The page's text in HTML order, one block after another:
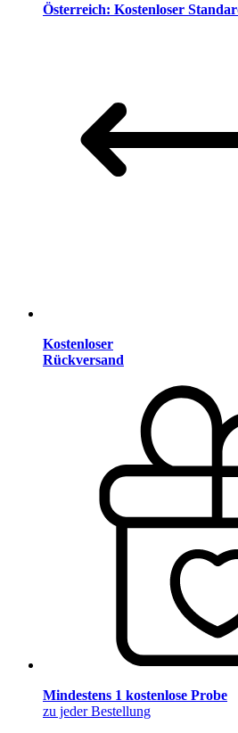
Österreich: Kostenloser
Kostenloser
Rückversand
Mindestens 1 kostenlose Probe
zu jeder Bestellung